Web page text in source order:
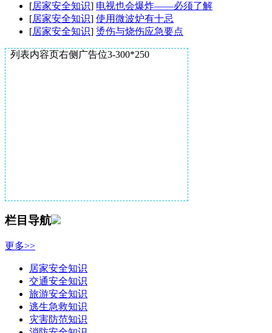
[居家安全知识] 电视也会爆炸——必须了解
[居家安全知识] 使用微波炉有十忌
[居家安全知识] 烫伤与烧伤应急要点
列表内容页右侧广告位3-300*250
栏目导航
更多>>
居家安全知识
交通安全知识
旅游安全知识
逃生急救知识
灾害防范知识